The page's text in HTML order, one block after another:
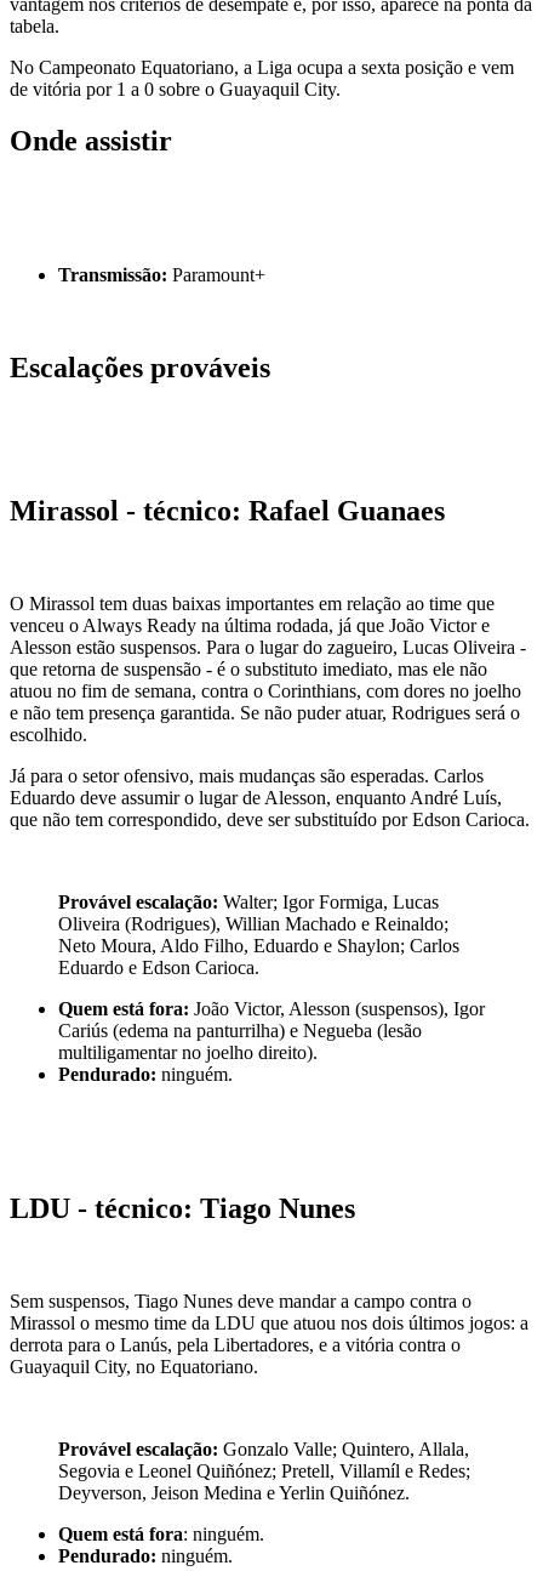
vantagem nos critérios de desempate e, por isso, aparece na ponta da
tabela.
No Campeonato Equatoriano, a Liga ocupa a sexta posição e vem
de vitória por 1 a 0 sobre o Guayaquil City.
Onde assistir
Transmissão: Paramount+
Escalações prováveis
Mirassol - técnico: Rafael Guanaes
O Mirassol tem duas baixas importantes em relação ao time que
venceu o Always Ready na última rodada, já que João Victor e
Alesson estão suspensos. Para o lugar do zagueiro, Lucas Oliveira -
que retorna de suspensão - é o substituto imediato, mas ele não
atuou no fim de semana, contra o Corinthians, com dores no joelho
e não tem presença garantida. Se não puder atuar, Rodrigues será o
escolhido.
Já para o setor ofensivo, mais mudanças são esperadas. Carlos
Eduardo deve assumir o lugar de Alesson, enquanto André Luís,
que não tem correspondido, deve ser substituído por Edson Carioca.
Provável escalação: Walter; Igor Formiga, Lucas
Oliveira (Rodrigues), Willian Machado e Reinaldo;
Neto Moura, Aldo Filho, Eduardo e Shaylon; Carlos
Eduardo e Edson Carioca.
Quem está fora: João Victor, Alesson (suspensos), Igor
Cariús (edema na panturrilha) e Negueba (lesão
multiligamentar no joelho direito).
Pendurado: ninguém.
LDU - técnico: Tiago Nunes
Sem suspensos, Tiago Nunes deve mandar a campo contra o
Mirassol o mesmo time da LDU que atuou nos dois últimos jogos: a
derrota para o Lanús, pela Libertadores, e a vitória contra o
Guayaquil City, no Equatoriano.
Provável escalação: Gonzalo Valle; Quintero, Allala,
Segovia e Leonel Quiñónez; Pretell, Villamíl e Redes;
Deyverson, Jeison Medina e Yerlin Quiñónez.
Quem está fora: ninguém.
Pendurado: ninguém.